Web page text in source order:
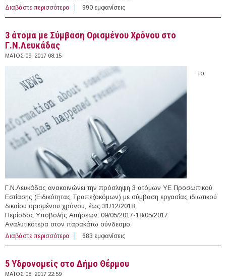
Διαβάστε περισσότερα για 6 άτομα με Σύμβαση Ορισμένου Χρόνου στο Δήμο
Θερμαϊκού (Ν.Θεσσαλονίκης)
990 εμφανίσεις
3 άτομα με Σύμβαση Ορισμένου Χρόνου στο
Γ.Ν.Λευκάδας
ΜΆΙΟΣ 09, 2017 08:15
Το
Γ.Ν.Λευκάδας ανακοινώνει την πρόσληψη 3 ατόμων ΥΕ Προσωπικού
Εστίασης (Ειδικότητας Τραπεζοκόμων) με σύμβαση εργασίας ιδιωτικού
δικαίου ορισμένου χρόνου, έως 31/12/2018.
Περίοδος Υποβολής Αιτήσεων: 09/05/2017-18/05/2017
Αναλυτικότερα στον παρακάτω σύνδεσμο.
Διαβάστε περισσότερα για 3 άτομα με Σύμβαση Ορισμένου Χρόνου στο
Γ.Ν.Λευκάδας
683 εμφανίσεις
5 Yδρονομείς στο Δήμο Θέρμου
ΜΆΙΟΣ 08, 2017 22:59